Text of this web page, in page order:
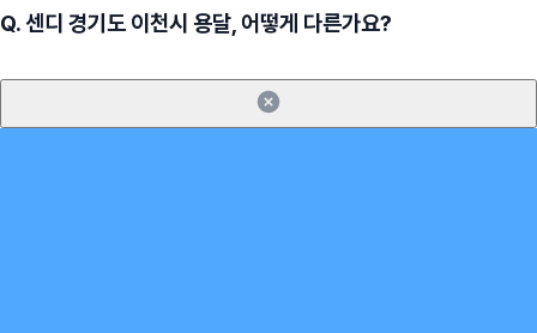
Q.센디 경기도 이천시 용달, 어떻게 다른가요?